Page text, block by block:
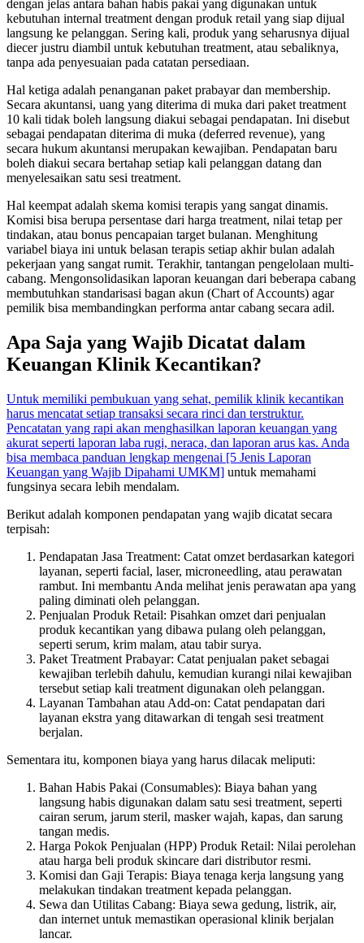
dengan jelas antara bahan habis pakai yang digunakan untuk
kebutuhan internal treatment dengan produk retail yang siap dijual
langsung ke pelanggan. Sering kali, produk yang seharusnya dijual
diecer justru diambil untuk kebutuhan treatment, atau sebaliknya,
tanpa ada penyesuaian pada catatan persediaan.
Hal ketiga adalah penanganan paket prabayar dan membership.
Secara akuntansi, uang yang diterima di muka dari paket treatment
10 kali tidak boleh langsung diakui sebagai pendapatan. Ini disebut
sebagai pendapatan diterima di muka (deferred revenue), yang
secara hukum akuntansi merupakan kewajiban. Pendapatan baru
boleh diakui secara bertahap setiap kali pelanggan datang dan
menyelesaikan satu sesi treatment.
Hal keempat adalah skema komisi terapis yang sangat dinamis.
Komisi bisa berupa persentase dari harga treatment, nilai tetap per
tindakan, atau bonus pencapaian target bulanan. Menghitung
variabel biaya ini untuk belasan terapis setiap akhir bulan adalah
pekerjaan yang sangat rumit. Terakhir, tantangan pengelolaan multi-
cabang. Mengonsolidasikan laporan keuangan dari beberapa cabang
membutuhkan standarisasi bagan akun (Chart of Accounts) agar
pemilik bisa membandingkan performa antar cabang secara adil.
Apa Saja yang Wajib Dicatat dalam
Keuangan Klinik Kecantikan?
Untuk memiliki pembukuan yang sehat, pemilik klinik kecantikan
harus mencatat setiap transaksi secara rinci dan terstruktur.
Pencatatan yang rapi akan menghasilkan laporan keuangan yang
akurat seperti laporan laba rugi, neraca, dan laporan arus kas. Anda
bisa membaca panduan lengkap mengenai [5 Jenis Laporan
Keuangan yang Wajib Dipahami UMKM] untuk memahami
fungsinya secara lebih mendalam.
Berikut adalah komponen pendapatan yang wajib dicatat secara
terpisah:
Pendapatan Jasa Treatment: Catat omzet berdasarkan kategori
layanan, seperti facial, laser, microneedling, atau perawatan
rambut. Ini membantu Anda melihat jenis perawatan apa yang
paling diminati oleh pelanggan.
Penjualan Produk Retail: Pisahkan omzet dari penjualan
produk kecantikan yang dibawa pulang oleh pelanggan,
seperti serum, krim malam, atau tabir surya.
Paket Treatment Prabayar: Catat penjualan paket sebagai
kewajiban terlebih dahulu, kemudian kurangi nilai kewajiban
tersebut setiap kali treatment digunakan oleh pelanggan.
Layanan Tambahan atau Add-on: Catat pendapatan dari
layanan ekstra yang ditawarkan di tengah sesi treatment
berjalan.
Sementara itu, komponen biaya yang harus dilacak meliputi:
Bahan Habis Pakai (Consumables): Biaya bahan yang
langsung habis digunakan dalam satu sesi treatment, seperti
cairan serum, jarum steril, masker wajah, kapas, dan sarung
tangan medis.
Harga Pokok Penjualan (HPP) Produk Retail: Nilai perolehan
atau harga beli produk skincare dari distributor resmi.
Komisi dan Gaji Terapis: Biaya tenaga kerja langsung yang
melakukan tindakan treatment kepada pelanggan.
Sewa dan Utilitas Cabang: Biaya sewa gedung, listrik, air,
dan internet untuk memastikan operasional klinik berjalan
lancar.